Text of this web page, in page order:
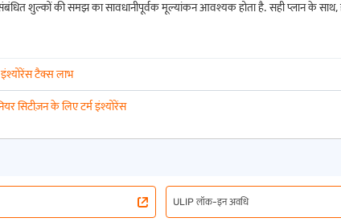
शुल्कों की समझ का सावधानीपूर्वक मूल्यांकन आवश्यक होता है. सही प्लान के
इंश्योरेंस टैक्स लाभ
सिटीज़न के लिए टर्म इंश्योरेंस
ULIP लॉक-इन अवधि